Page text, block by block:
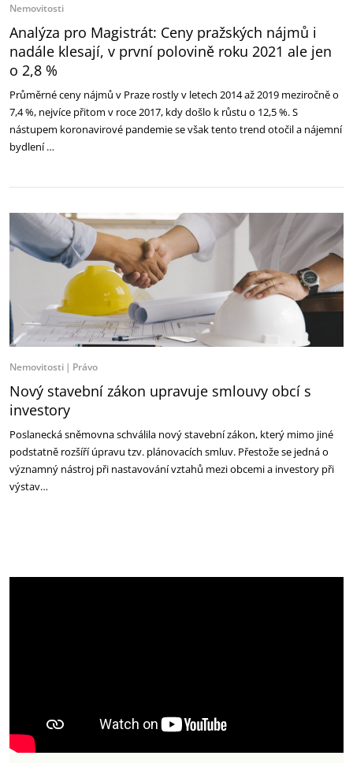
Nemovitosti
Analýza pro Magistrát: Ceny pražských nájmů i
nadále klesají, v první polovině roku 2021 ale jen
o 2,8 %
Průměrné ceny nájmů v Praze rostly v letech 2014 až 2019 meziročně o
7,4 %, nejvíce přitom v roce 2017, kdy došlo k růstu o 12,5 %. S
nástupem koronavirové pandemie se však tento trend otočil a nájemní
bydlení …
Nemovitosti Právo
Nový stavební zákon upravuje smlouvy obcí s
investory
Poslanecká sněmovna schválila nový stavební zákon, který mimo jiné
podstatně rozšíří úpravu tzv. plánovacích smluv. Přestože se jedná o
významný nástroj při nastavování vztahů mezi obcemi a investory při
výstav…